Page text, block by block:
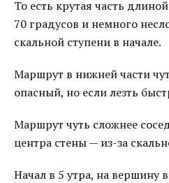
То есть крутая часть
70 градусов и немного
скальной ступени в начале.
Маршрут в нижней части
опасный, но если лезть
Маршрут чуть сложнее
центра стены — из-за
Начал в 5 утра, на вершину